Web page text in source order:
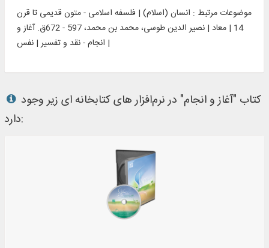
موضوعات مرتبط : انسان (اسلام) | فلسفه اسلامی - متون قدیمی تا قرن
14 | معاد | نصیر الدین طوسی، محمد بن محمد، 597 - 672ق. آغاز و
انجام - نقد و تفسیر | نفس |
کتاب "آغاز و انجام" در نرم‌افزار های کتابخانه ای زیر وجود
دارد: